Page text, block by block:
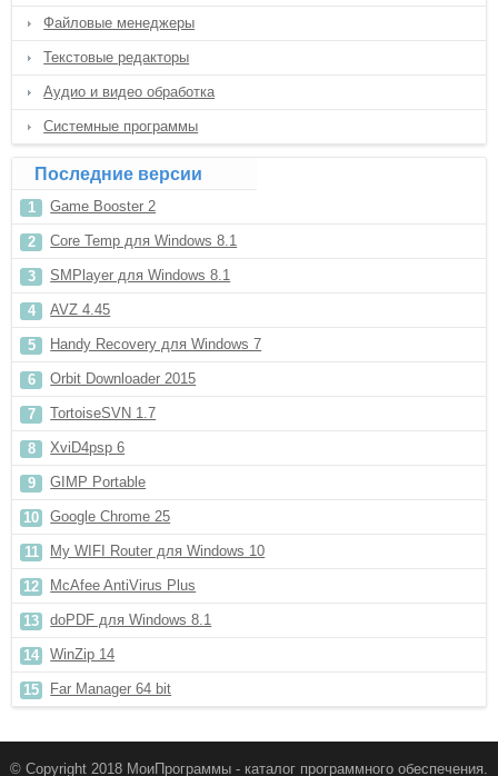
Файловые менеджеры
Текстовые редакторы
Аудио и видео обработка
Системные программы
Последние версии
Game Booster 2
Core Temp для Windows 8.1
SMPlayer для Windows 8.1
AVZ 4.45
Handy Recovery для Windows 7
Orbit Downloader 2015
TortoiseSVN 1.7
XviD4psp 6
GIMP Portable
Google Chrome 25
My WIFI Router для Windows 10
McAfee AntiVirus Plus
doPDF для Windows 8.1
WinZip 14
Far Manager 64 bit
© Copyright 2018 МоиПрограммы - каталог программного обеспечения.